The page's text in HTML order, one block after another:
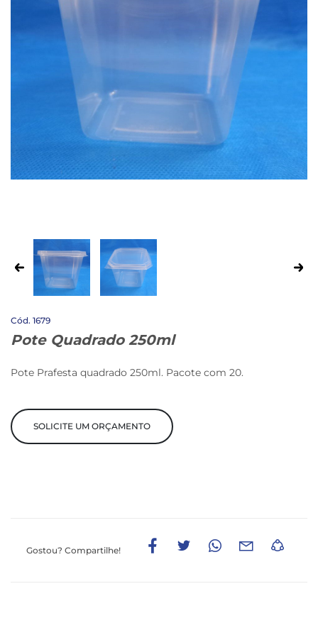
1679
Pote Quadrado 250ml
Pote Prafesta quadrado 250ml. Pacote com 20.
SOLICITE UM ORÇAMENTO
Gostou? Compartilhe!